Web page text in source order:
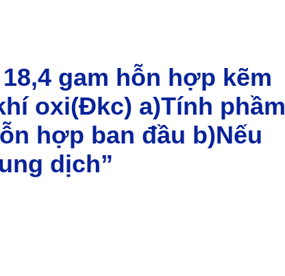
gam hỗn hợp kẽm
oxi(Đkc) a)Tính phầm
hợp ban đầu b)Nếu
dịch”